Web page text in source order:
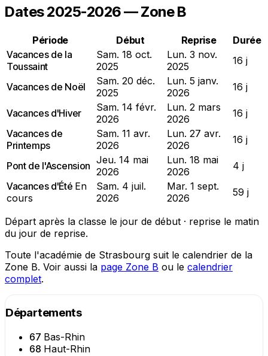
Dates 2025-2026 — Zone B
Période Début Reprise
Durée
Vacances de la
Toussaint
Sam. 18 oct.
2025
Lun. 3 nov.
2025
16 j
Vacances de Noël
Sam. 20 déc.
2025
Lun. 5 janv.
2026
16 j
Vacances d'Hiver
Sam. 14 févr.
2026
Lun. 2 mars
2026
16 j
Vacances de
Printemps
Sam. 11 avr.
2026
Lun. 27 avr.
2026
16 j
Pont de l'Ascension Jeu. 14 mai
2026
Lun. 18 mai
2026
4 j
Vacances d'Été En
cours
Sam. 4 juil.
2026
Mar. 1 sept.
2026
59 j
Départ après la classe le jour de début · reprise le matin
du jour de reprise.
Toute l'académie de Strasbourg suit le calendrier de la
Zone B. Voir aussi la page Zone B ou le calendrier
complet.
Départements
67 Bas-Rhin
68 Haut-Rhin